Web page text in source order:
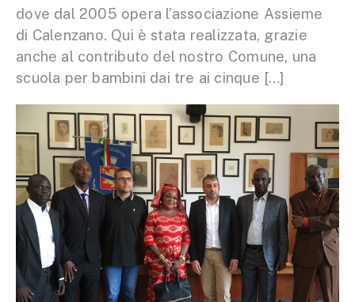
dove dal 2005 opera l’associazione Assieme
di Calenzano. Qui è stata realizzata, grazie
anche al contributo del nostro Comune, una
scuola per bambini dai tre ai cinque […]